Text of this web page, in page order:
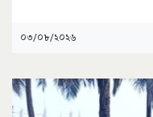
০৩/০৮/২০২৬